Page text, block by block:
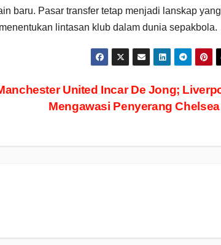
baru. Pasar transfer tetap menjadi lanskap yang
lintasan klub dalam dunia sepakbola.
United Incar De Jong;
Mengawasi Penyerang Chelsea